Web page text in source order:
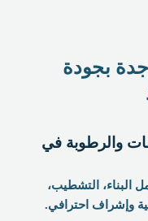
بجودة
والرطوبة في
البناء، التشطيب،
وإشراف احترافي.